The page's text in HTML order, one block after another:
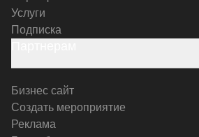
Услуги
Подписка
Бизнес сайт
Создать мероприятие
Реклама